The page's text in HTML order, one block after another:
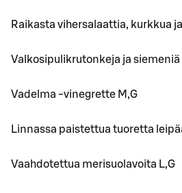
Raikasta vihersalaattia, kurkkua
Valkosipulikrutonkeja ja siemeniä
Vadelma -vinegrette M,G
Linnassa paistettua tuoretta
Vaahdotettua merisuolavoita L,G